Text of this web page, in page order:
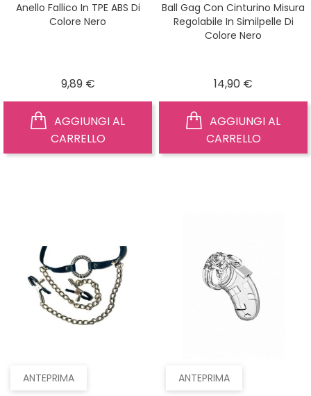
Anello Fallico In TPE ABS Di
Colore Nero
9,89 €Prezzo
CARRELLO
Ball Gag Con Cinturino Misura
Regolabile In Similpelle Di
Colore Nero
14,90 €
CARRELLO
ANTEPRIMA ANTEPRIMA